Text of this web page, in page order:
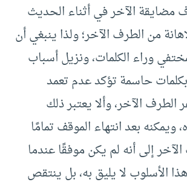
الآخر في أثناء الحديث
من الطرف الآخر؛ ولذا ينبغي أن
وراء الكلمات، ونزيل أسباب
بكلمات حاسمة تؤكد عدم تعمد
الطرف الآخر، وألا يعتبر ذلك
ويمكنه بعد انتهاء الموقف تمامًا
إلى أنه لم يكن موفقًا عندما
الأسلوب لا يليق به، بل ينتقص